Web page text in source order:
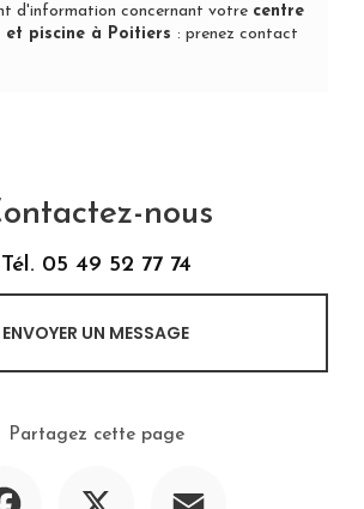
d'information concernant votre centre
et piscine à Poitiers : prenez contact
nous
Tél. 05 49 52 77 74
ENVOYER UN MESSAGE
Partagez cette page